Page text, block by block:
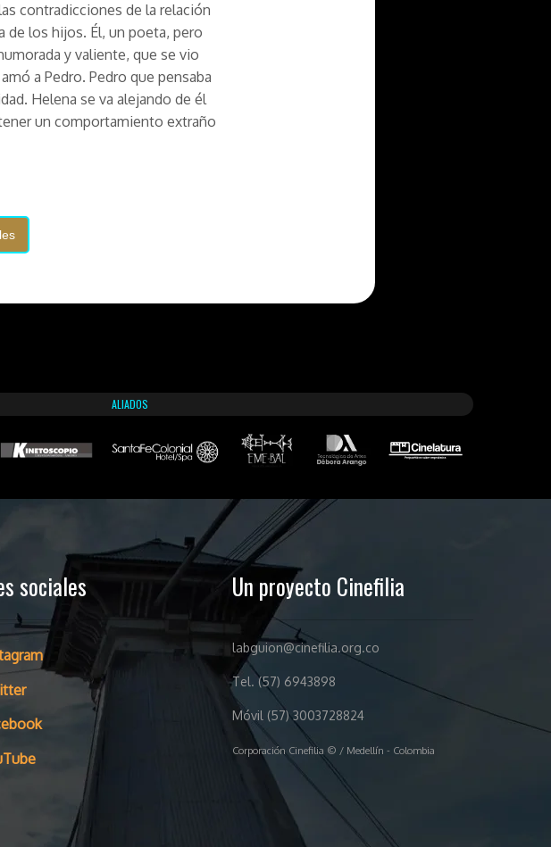
contradicciones de la relación
de los hijos. Él, un poeta, pero
y valiente, que se vio
a Pedro. Pedro que pensaba
Helena se va alejando de él
un comportamiento extraño
ALIADOS
sociales Un proyecto Cinefilia
labguion@cinefilia.org.co
Tel. (57) 6943898
Móvil (57) 3003728824
Corporación Cinefilia © / Medellín - Colombia